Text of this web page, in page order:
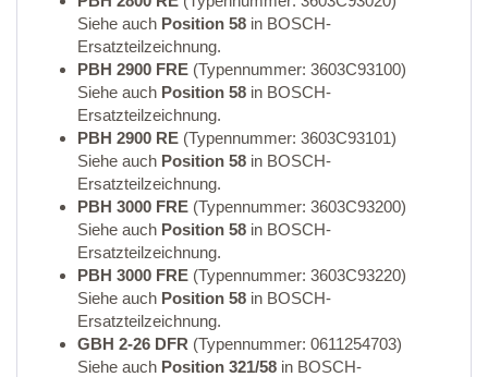
Siehe auch Position 58 in BOSCH-
Ersatzteilzeichnung.
PBH 2900 FRE (Typennummer: 3603C93100)
Siehe auch Position 58 in BOSCH-
Ersatzteilzeichnung.
PBH 2900 RE (Typennummer: 3603C93101)
Siehe auch Position 58 in BOSCH-
Ersatzteilzeichnung.
PBH 3000 FRE (Typennummer: 3603C93200)
Siehe auch Position 58 in BOSCH-
Ersatzteilzeichnung.
PBH 3000 FRE (Typennummer: 3603C93220)
Siehe auch Position 58 in BOSCH-
Ersatzteilzeichnung.
GBH 2-26 DFR (Typennummer: 0611254703)
Siehe auch Position 321/58 in BOSCH-